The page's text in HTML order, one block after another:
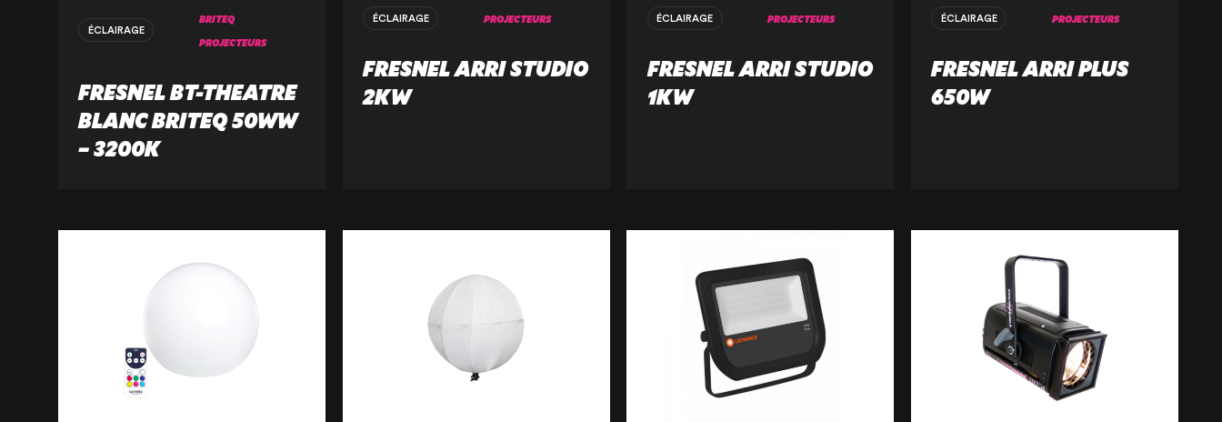
ÉCLAIRAGE
BRITEQ
PROJECTEURS
FRESNEL BT-THEATRE
BLANC BRITEQ 50WW
– 3200K
ÉCLAIRAGE PROJECTEURS
FRESNEL ARRI STUDIO
2KW
ÉCLAIRAGE PROJECTEURS
FRESNEL ARRI STUDIO
1KW
ÉCLAIRAGE PROJECTEURS
FRESNEL ARRI PLUS
650W